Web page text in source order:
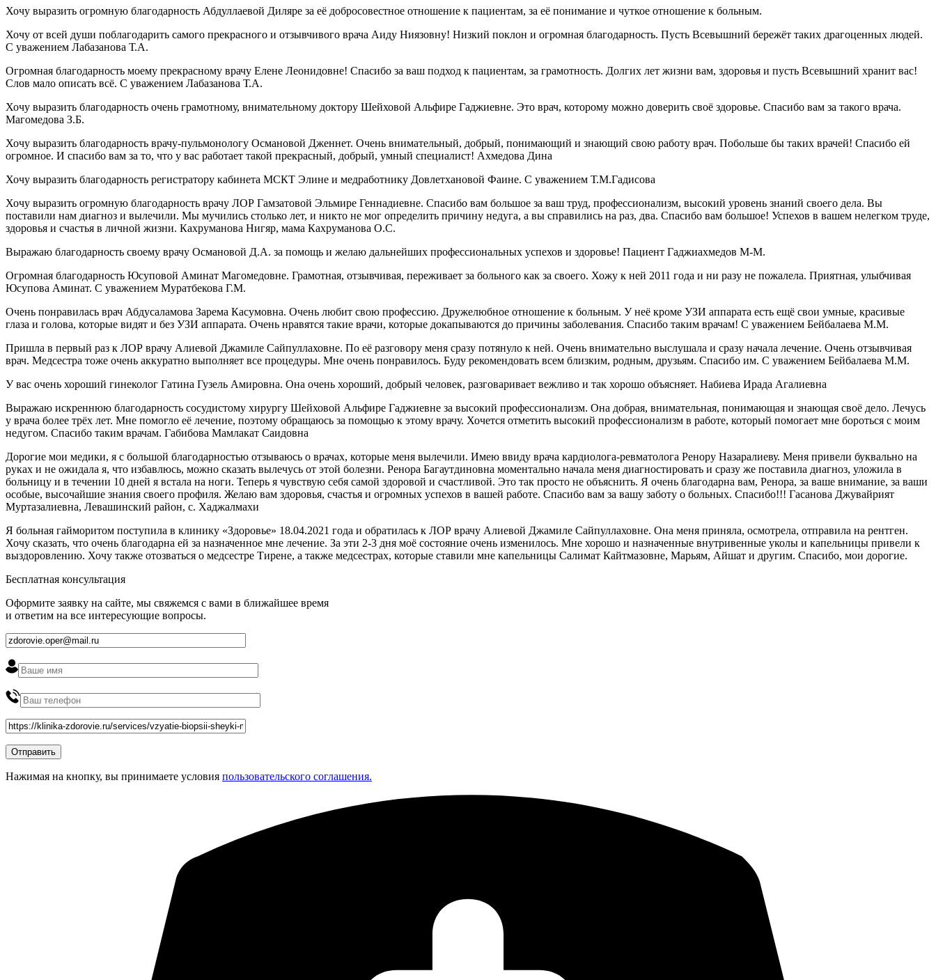
Хочу выразить огромную благодарность Абдуллаевой Диляре за её добросовестное отношение к пациентам, за её понимание и чуткое отношение к больным.
Хочу от всей души поблагодарить самого прекрасного и отзывчивого врача Аиду Ниязовну! Низкий поклон и огромная благодарность. Пусть Всевышний бережёт таких драгоценных людей.
С уважением Лабазанова Т.А.
Огромная благодарность моему прекрасному врачу Елене Леонидовне! Спасибо за ваш подход к пациентам, за грамотность. Долгих лет жизни вам, здоровья и пусть Всевышний хранит вас!
Слов мало описать всё. С уважением Лабазанова Т.А.
Хочу выразить благодарность очень грамотному, внимательному доктору Шейховой Альфире Гаджиевне. Это врач, которому можно доверить своё здоровье. Спасибо вам за такого врача.
Магомедова З.Б.
Хочу выразить благодарность врачу-пульмонологу Османовой Дженнет. Очень внимательный, добрый, понимающий и знающий свою работу врач. Побольше бы таких врачей! Спасибо ей
огромное. И спасибо вам за то, что у вас работает такой прекрасный, добрый, умный специалист! Ахмедова Дина
Хочу выразить благодарность регистратору кабинета МСКТ Элине и медработнику Довлетхановой Фаине. С уважением Т.М.Гадисова
Хочу выразить огромную благодарность врачу ЛОР Гамзатовой Эльмире Геннадиевне. Спасибо вам большое за ваш труд, профессионализм, высокий уровень знаний своего дела. Вы
поставили нам диагноз и вылечили. Мы мучились столько лет, и никто не мог определить причину недуга, а вы справились на раз, два. Спасибо вам большое! Успехов в вашем нелегком труде,
здоровья и счастья в личной жизни. Кахруманова Нигяр, мама Кахруманова О.С.
Выражаю благодарность своему врачу Османовой Д.А. за помощь и желаю дальнейших профессиональных успехов и здоровье! Пациент Гаджиахмедов М-М.
Огромная благодарность Юсуповой Аминат Магомедовне. Грамотная, отзывчивая, переживает за больного как за своего. Хожу к ней 2011 года и ни разу не пожалела. Приятная, улыбчивая
Юсупова Аминат. С уважением Муратбекова Г.М.
Очень понравилась врач Абдусаламова Зарема Касумовна. Очень любит свою профессию. Дружелюбное отношение к больным. У неё кроме УЗИ аппарата есть ещё свои умные, красивые
глаза и голова, которые видят и без УЗИ аппарата. Очень нравятся такие врачи, которые докапываются до причины заболевания. Спасибо таким врачам! С уважением Бейбалаева М.М.
Пришла в первый раз к ЛОР врачу Алиевой Джамиле Сайпуллаховне. По её разговору меня сразу потянуло к ней. Очень внимательно выслушала и сразу начала лечение. Очень отзывчивая
врач. Медсестра тоже очень аккуратно выполняет все процедуры. Мне очень понравилось. Буду рекомендовать всем близким, родным, друзьям. Спасибо им. С уважением Бейбалаева М.М.
У вас очень хороший гинеколог Гатина Гузель Амировна. Она очень хороший, добрый человек, разговаривает вежливо и так хорошо объясняет. Набиева Ирада Агалиевна
Выражаю искреннюю благодарность сосудистому хирургу Шейховой Альфире Гаджиевне за высокий профессионализм. Она добрая, внимательная, понимающая и знающая своё дело. Лечусь
у врача более трёх лет. Мне помогло её лечение, поэтому обращаюсь за помощью к этому врачу. Хочется отметить высокий профессионализм в работе, который помогает мне бороться с моим
недугом. Спасибо таким врачам. Габибова Мамлакат Саидовна
Дорогие мои медики, я с большой благодарностью отзываюсь о врачах, которые меня вылечили. Имею ввиду врача кардиолога-ревматолога Ренору Назаралиеву. Меня привели буквально на
руках и не ожидала я, что избавлюсь, можно сказать вылечусь от этой болезни. Ренора Багаутдиновна моментально начала меня диагностировать и сразу же поставила диагноз, уложила в
больницу и в течении 10 дней я встала на ноги. Теперь я чувствую себя самой здоровой и счастливой. Это так просто не объяснить. Я очень благодарна вам, Ренора, за ваше внимание, за ваши
особые, высочайшие знания своего профиля. Желаю вам здоровья, счастья и огромных успехов в вашей работе. Спасибо вам за вашу заботу о больных. Спасибо!!! Гасанова Джувайрият
Муртазалиевна, Левашинский район, с. Хаджалмахи
Я больная гайморитом поступила в клинику «Здоровье» 18.04.2021 года и обратилась к ЛОР врачу Алиевой Джамиле Сайпуллаховне. Она меня приняла, осмотрела, отправила на рентген.
Хочу сказать, что очень благодарна ей за назначенное мне лечение. За эти 2-3 дня моё состояние очень изменилось. Мне хорошо и назначенные внутривенные уколы и капельницы привели к
выздоровлению. Хочу также отозваться о медсестре Тирене, а также медсестрах, которые ставили мне капельницы Салимат Кайтмазовне, Марьям, Айшат и другим. Спасибо, мои дорогие.
Бесплатная консультация
Оформите заявку на сайте, мы свяжемся с вами в ближайшее время
и ответим на все интересующие вопросы.
Нажимая на кнопку, вы принимаете условия пользовательского соглашения.